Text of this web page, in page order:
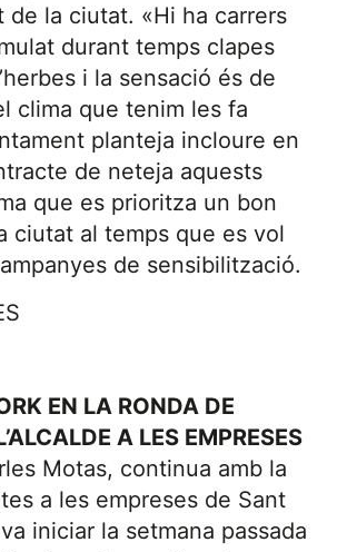
de la ciutat. «Hi ha carrers
durant temps clapes
i la sensació és de
clima que tenim les fa
planteja incloure en
de neteja aquests
que es prioritza un bon
ciutat al temps que es vol
de sensibilització.
EN LA RONDA DE
A LES EMPRESES
Motas, continua amb la
a les empreses de Sant
iniciar la setmana passada